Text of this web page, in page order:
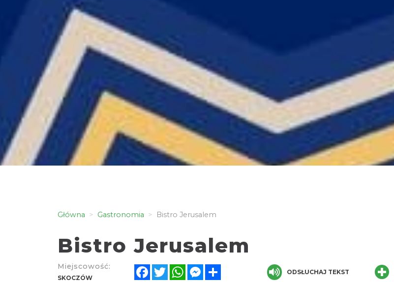
Główna Gastronomia Bistro Jerusalem
Bistro Jerusalem
Miejscowość:
SKOCZÓW
FacebookTwitterWhatsAppMessenger ODSŁUCHAJ TEKST